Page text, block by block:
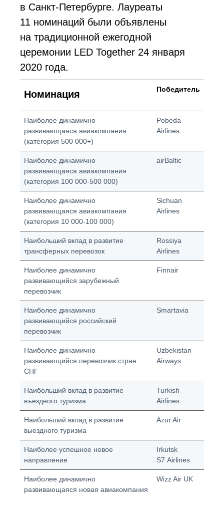
в Санкт-Петербурге. Лауреаты
11 номинаций были объявлены
на традиционной ежегодной
церемонии LED Together 24 января
2020 года.
Номинация Победитель
Наиболее динамично
развивающаяся авиакомпания
(категория 500 000+)
Pobeda
Airlines
Наиболее динамично
развивающаяся авиакомпания
(категория 100 000-500 000)
airBaltic
Наиболее динамично
развивающаяся авиакомпания
(категория 10 000-100 000)
Sichuan
Airlines
Наибольший вклад в развитие
трансферных перевозок
Rossiya
Airlines
Наиболее динамично
развивающийся зарубежный
перевозчик
Finnair
Наиболее динамично
развивающийся российский
перевозчик
Smartavia
Наиболее динамично
развивающийся перевозчик стран
СНГ
Uzbekistan
Airways
Наибольший вклад в развитие
въездного туризма
Turkish
Airlines
Наибольший вклад в развитие
выездного туризма
Azur Air
Наиболее успешное новое
направление
Irkutsk
S7 Airlines
Наиболее динамично
развивающаяся новая авиакомпания
Wizz Air UK